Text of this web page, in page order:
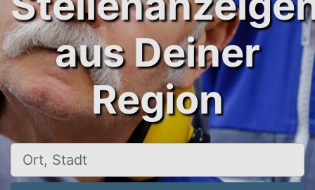
aus Deiner
Region
Ort, Stadt